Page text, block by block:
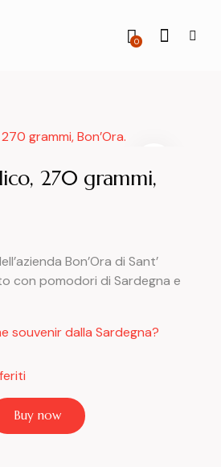
0
270 grammi,
Bon’Ora di Sant’
con pomodori di Sardegna e
souvenir dalla Sardegna?
Buy now